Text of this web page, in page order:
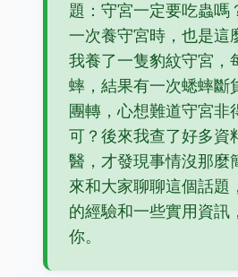
題：守宮一定要吃蟲嗎
一次養守宮時，也是這
我養了一隻豹紋守宮，
蟀，結果有一次蟋蟀斷
團轉，心想難道守宮非
可？後來我查了好多資
醫，才發現事情沒那麼
來和大家聊聊這個話題
的經驗和一些實用資訊
你。